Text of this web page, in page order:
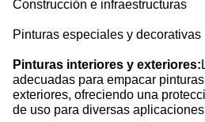
Construcción e infraestructuras
Pinturas especiales y decorativas
Pinturas interiores y exteriores:
adecuadas para empacar
exteriores, ofreciendo una
de uso para diversas